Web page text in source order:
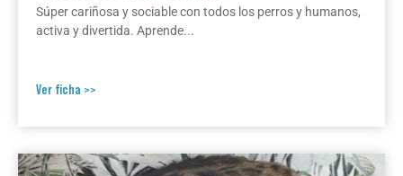
Súper cariñosa y sociable con todos los perros y humanos,
activa y divertida. Aprende...
Ver ficha >>